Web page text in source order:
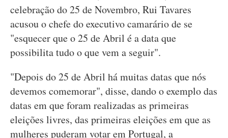
celebração do 25 de Novembro, Rui Tavares
acusou o chefe do executivo camarário de se
"esquecer que o 25 de Abril é a data que
possibilita tudo o que vem a seguir".
"Depois do 25 de Abril há muitas datas que nós
devemos comemorar", disse, dando o exemplo das
datas em que foram realizadas as primeiras
eleições livres, das primeiras eleições em que as
mulheres puderam votar em Portugal, a